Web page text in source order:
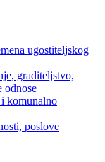
ugostiteljskog
graditeljstvo,
odnose
komunalno
poslove